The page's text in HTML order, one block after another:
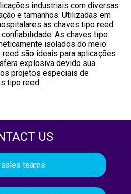
industriais com diversas
e tamanhos. Utilizadas em
as chaves tipo reed
As chaves tipo
isolados do meio
são ideais para aplicações
explosiva devido sua
projetos especiais de
tipo reed.
US
teams